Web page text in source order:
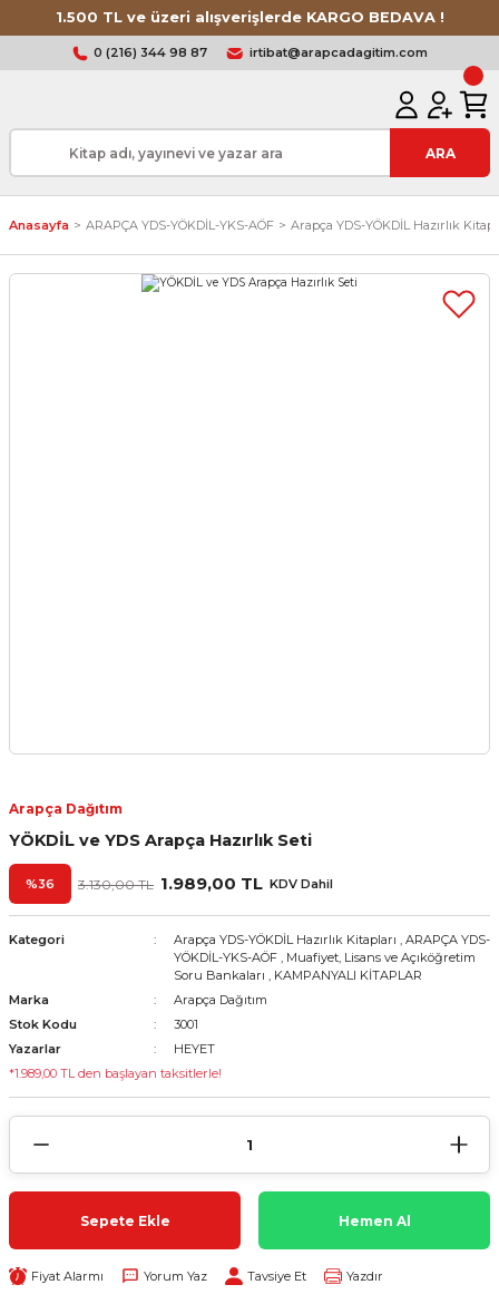
1.500 TL ve üzeri alışverişlerde KARGO BEDAVA !
0 (216) 344 98 87 irtibat@arapcadagitim.com
ARA
Anasayfa ARAPÇA YDS-YÖKDİL-YKS-AÖF Arapça YDS-YÖKDİL Hazırlık
Arapça Dağıtım
YÖKDİL ve YDS Arapça Hazırlık Seti
%36 3.130,00 TL 1.989,00 TL KDV Dahil
Kategori Arapça YDS-YÖKDİL Hazırlık Kitapları , ARAPÇA YDS-
YÖKDİL-YKS-AÖF , Muafiyet, Lisans ve Açıköğretim
Soru Bankaları , KAMPANYALI KİTAPLAR
Marka
Arapça Dağıtım
Stok Kodu
3001
Yazarlar
HEYET
*1.989,00 TL den başlayan taksitlerle!
Sepete Ekle Hemen Al
Fiyat Alarmı Yorum Yaz Tavsiye Et Yazdır